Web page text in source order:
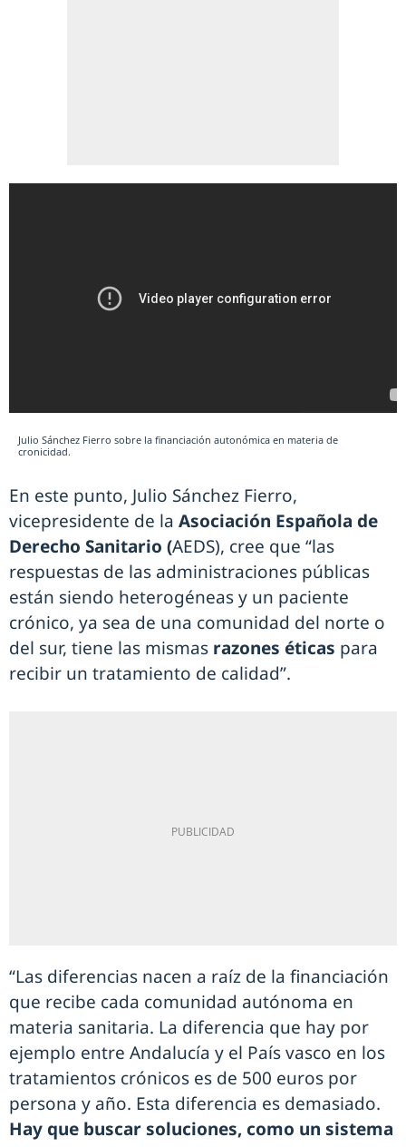
Julio Sánchez Fierro sobre la financiación autonómica en materia de
cronicidad.
En este punto, Julio Sánchez Fierro,
vicepresidente de la Asociación Española de
Derecho Sanitario (AEDS), cree que “las
respuestas de las administraciones públicas
están siendo heterogéneas y un paciente
crónico, ya sea de una comunidad del norte o
del sur, tiene las mismas razones éticas para
recibir un tratamiento de calidad”.
“Las diferencias nacen a raíz de la financiación
que recibe cada comunidad autónoma en
materia sanitaria. La diferencia que hay por
ejemplo entre Andalucía y el País vasco en los
tratamientos crónicos es de 500 euros por
persona y año. Esta diferencia es demasiado.
Hay que buscar soluciones, como un sistema